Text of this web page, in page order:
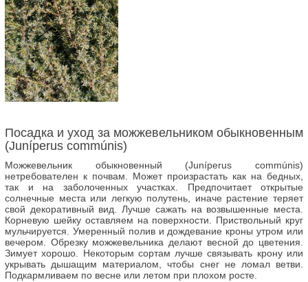
Посадка и уход за можжевельником обыкновенным
(Juníperus commúnis)
Можжевельник обыкновенный (Juníperus commúnis)
нетребователен к почвам. Может произрастать как на бедных,
так и на заболоченных участках. Предпочитает открытые
солнечные места или легкую полутень, иначе растение теряет
свой декоративный вид. Лучше сажать на возвышенные места.
Корневую шейку оставляем на поверхности. Приствольный круг
мульчируется. Умеренный полив и дождевание кроны утром или
вечером. Обрезку можжевельника делают весной до цветения.
Зимует хорошо. Некоторым сортам лучше связывать крону или
укрывать дышащим материалом, чтобы снег не ломал ветви.
Подкармливаем по весне или летом при плохом росте.